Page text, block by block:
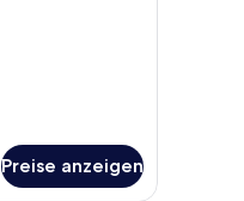
Preise anzeigen